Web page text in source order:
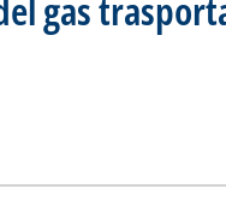
11 luglio 2010
alle 14.56.
del gas